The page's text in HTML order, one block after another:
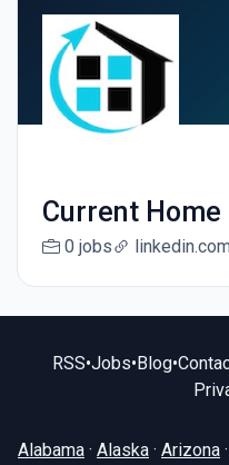
Current Home
0 jobs linkedin.com
RSS•Jobs•Blog•
Alabama · Alaska · Arizona ·